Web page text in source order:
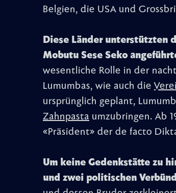
Belgien, die USA und
Diese Länder unterstützten
Mobutu Sese Seko
wesentliche Rolle in der
Lumumbas, wie auch die
ursprünglich geplant,
Zahnpasta umzubringen. Ab
«Präsident» der de facto
Um keine Gedenkstätte zu
und zwei politischen